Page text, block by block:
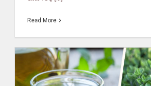
Read More